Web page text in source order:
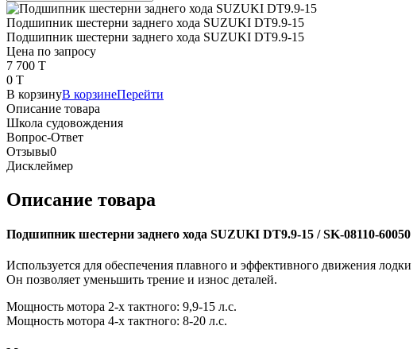
Подшипник шестерни заднего хода SUZUKI DT9.9-15
Подшипник шестерни заднего хода SUZUKI DT9.9-15
Цена по запросу
7 700 T
0 T
В корзинуВ корзинеПерейти
Описание товара
Школа судовождения
Вопрос-Ответ
Отзывы0
Дисклеймер
Описание товара
Подшипник шестерни заднего хода SUZUKI DT9.9-15 / SK-08110-60050
Используется для обеспечения плавного и эффективного движения
Он позволяет уменьшить трение и износ деталей.
Мощность мотора 2-х тактного: 9,9-15 л.с.
Мощность мотора 4-х тактного: 8-20 л.с.